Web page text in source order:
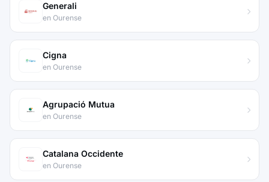
Generali
en Ourense
Cigna
en Ourense
Agrupació Mutua
en Ourense
Catalana Occidente
en Ourense